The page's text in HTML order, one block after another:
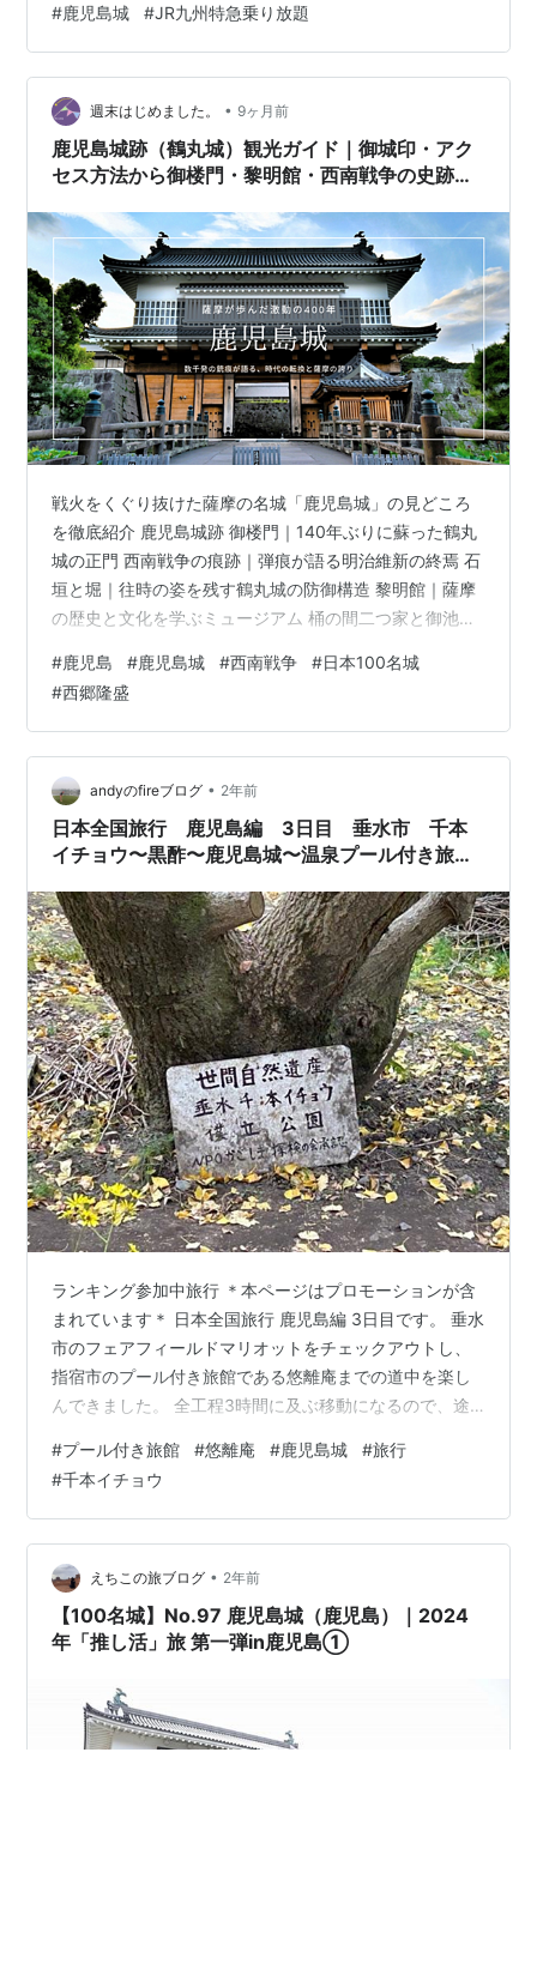
間です どうなりますか いつもの 🚈始発に 乗りました 博
多 7：58 発 🚄さくら401 九州新幹線 窓の水滴が 真横に
流れて行きます ３日間 初日の午前中 行きたいところ ど
こも ☔ 午後から 降水量 ０㎜ 予報を信じて 9：34 熊…
#鹿児島城 #JR九州特急乗り放題
週末はじめました。 • 9ヶ月前
鹿児島城跡（鶴丸城）観光ガイド｜御城印・アク
セス方法から御楼門・黎明館・西南戦争の史跡ま
戦火をくぐり抜けた薩摩の名城「鹿児島城」の見どころ
を徹底紹介 鹿児島城跡 御楼門｜140年ぶりに蘇った鶴丸
城の正門 西南戦争の痕跡｜弾痕が語る明治維新の終焉 石
垣と堀｜往時の姿を残す鶴丸城の防御構造 黎明館｜薩摩
の歴史と文化を学ぶミュージアム 桶の間二つ家と御池｜
プ｜光に浮かぶ鶴丸城の幻想的な夜 鹿児島城の歴史｜薩
摩の歩みを見つめてきた城 天守閣を持たない屋形づくり
｜薩摩が貫いた「人こそ城」の信念 鹿児島城の御城印と
日本100名城スタンプ 鹿児島城への行き方｜市電・バ
ス・車でのアクセス 戦火を越えて今に息づく薩摩の誇り
戦火をくぐり抜けた薩摩…
#鹿児島 #鹿児島城 #西南戦争 #日本100名城
#西郷隆盛
andyのfireブログ • 2年前
日本全国旅行 鹿児島編 3日目 垂水市 千本
イチョウ〜黒酢〜鹿児島城〜温泉プール付き旅館
ランキング参加中旅行 ＊本ページはプロモーションが含
まれています＊ 日本全国旅行 鹿児島編 3日目です。 垂水
市のフェアフィールドマリオットをチェックアウトし、
指宿市のプール付き旅館である悠離庵までの道中を楽し
んできました。 全工程3時間に及ぶ移動になるので、途
黒酢 かくいだ（桷志田）レストラン（福山黒酢株式会
社）・・昼食 ・鹿児島城 ・悠離庵（プール付き温泉旅
館）・・・小型車での移動を推奨！！！ ・夕食はカップ
ラーメン；； ・千本イチョウ フェアフィールドマリオッ
ト垂水から車で10分から20分くらいで到着できます。 日
本一の数を誇るイチョ…
#プール付き旅館 #悠離庵 #鹿児島城 #旅行
#千本イチョウ
えちこの旅ブログ • 2年前
【100名城】No.97 鹿児島城（鹿児島）｜2024
年「推し活」旅 第一弾in鹿児島①